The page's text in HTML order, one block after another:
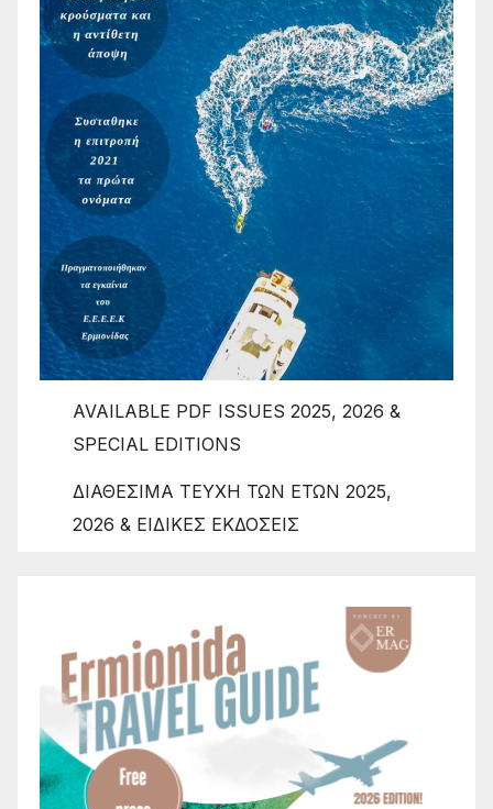
AVAILABLE PDF ISSUES 2025, 2026 &
SPECIAL EDITIONS
ΔΙΑΘΕΣΙΜΑ ΤΕΥΧΗ ΤΩΝ ΕΤΩΝ 2025,
2026 & ΕΙΔΙΚΕΣ ΕΚΔΟΣΕΙΣ